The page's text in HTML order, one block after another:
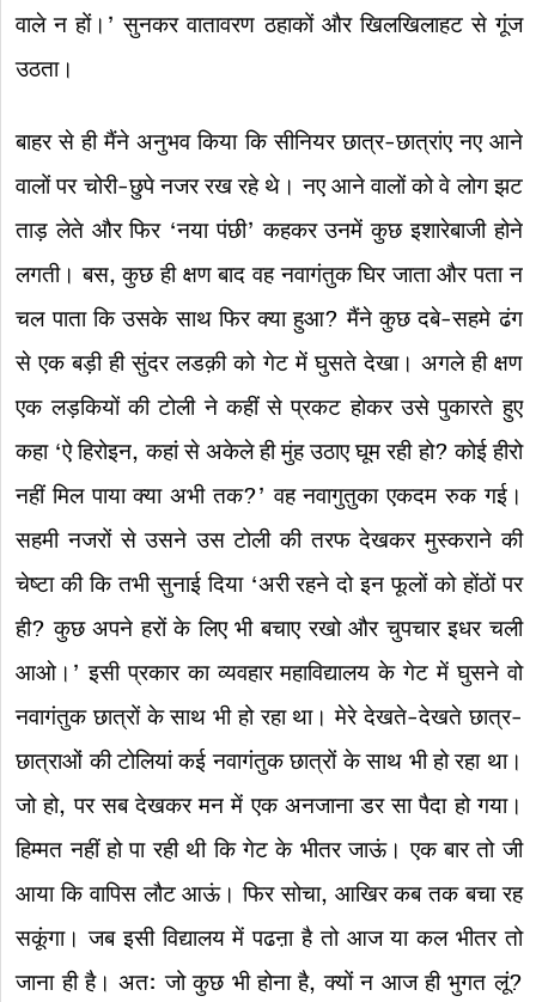
वाले न हों।’ सुनकर वातावरण ठहाकों और खिलखिलाहट से गूंज
उठता।
बाहर से ही मैंने अनुभव किया कि सीनियर छात्र-छात्रांए नए आने
वालों पर चोरी-छुपे नजर रख रहे थे। नए आने वालों को वे लोग झट
ताड़ लेते और फिर ‘नया पंछी’ कहकर उनमें कुछ इशारेबाजी होने
लगती। बस, कुछ ही क्षण बाद वह नवागंतुक घिर जाता और पता न
चल पाता कि उसके साथ फिर क्या हुआ? मैंने कुछ दबे-सहमे ढंग
से एक बड़ी ही सुंदर लडक़ी को गेट में घुसते देखा। अगले ही क्षण
एक लड़कियों की टोली ने कहीं से प्रकट होकर उसे पुकारते हुए
कहा ‘ऐ हिरोइन, कहां से अकेले ही मुंह उठाए घूम रही हो? कोई हीरो
नहीं मिल पाया क्या अभी तक?’ वह नवागुतुका एकदम रुक गई।
सहमी नजरों से उसने उस टोली की तरफ देखकर मुस्कराने की
चेष्टा की कि तभी सुनाई दिया ‘अरी रहने दो इन फूलों को होंठों पर
ही? कुछ अपने हरों के लिए भी बचाए रखो और चुपचार इधर चली
आओ।’ इसी प्रकार का व्यवहार महाविद्यालय के गेट में घुसने वो
नवागंतुक छात्रों के साथ भी हो रहा था। मेरे देखते-देखते छात्र-
छात्राओं की टोलियां कई नवागंतुक छात्रों के साथ भी हो रहा था।
जो हो, पर सब देखकर मन में एक अनजाना डर सा पैदा हो गया।
हिम्मत नहीं हो पा रही थी कि गेट के भीतर जाऊं। एक बार तो जी
आया कि वापिस लौट आऊं। फिर सोचा, आखिर कब तक बचा रह
सकूंगा। जब इसी विद्यालय में पढऩा है तो आज या कल भीतर तो
जाना ही है। अत: जो कुछ भी होना है, क्यों न आज ही भुगत लूं?